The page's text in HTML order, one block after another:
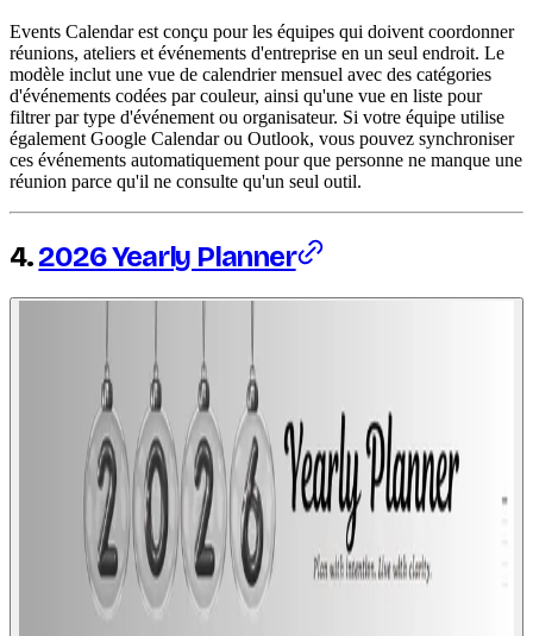
Events Calendar est conçu pour les équipes qui doivent coordonner
réunions, ateliers et événements d'entreprise en un seul endroit. Le
modèle inclut une vue de calendrier mensuel avec des catégories
d'événements codées par couleur, ainsi qu'une vue en liste pour
filtrer par type d'événement ou organisateur. Si votre équipe utilise
également Google Calendar ou Outlook, vous pouvez synchroniser
ces événements automatiquement pour que personne ne manque une
réunion parce qu'il ne consulte qu'un seul outil.
4.2026 Yearly Planner